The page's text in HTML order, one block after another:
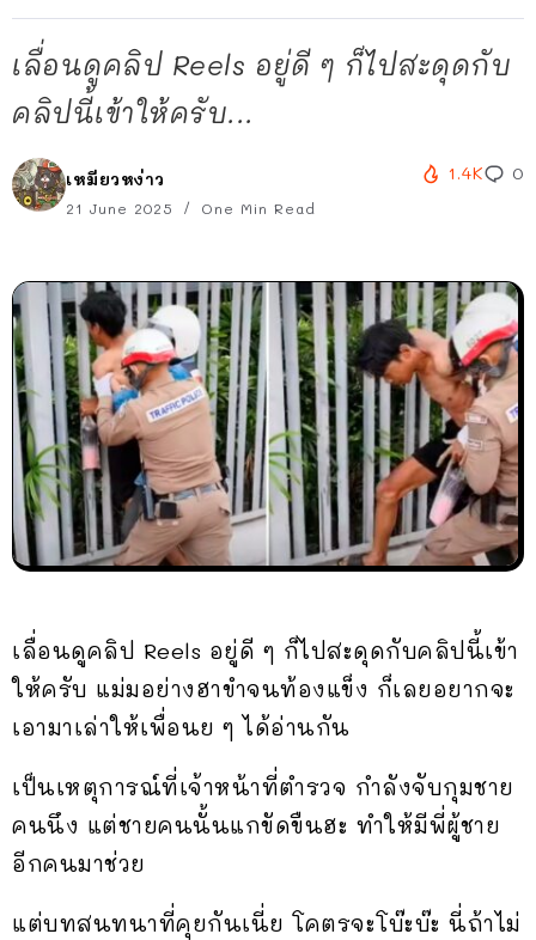
เลื่อนดูคลิป Reels อยู่ดี ๆ ก็ไปสะดุดกับ
คลิปนี้เข้าให้ครับ...
เหมียวหง่าว
21 June 2025 One Min Read
1.4K 0
เลื่อนดูคลิป Reels อยู่ดี ๆ ก็ไปสะดุดกับคลิปนี้เข้า
ให้ครับ แม่มอย่างฮาขำจนท้องแข็ง ก็เลยอยากจะ
เอามาเล่าให้เพื่อนย ๆ ได้อ่านกัน
เป็นเหตุการณ์ที่เจ้าหน้าที่ตำรวจ กำลังจับกุมชาย
คนนึง แต่ชายคนนั้นแกขัดขืนฮะ ทำให้มีพี่ผู้ชาย
อีกคนมาช่วย
แต่บทสนทนาที่คุยกันเนี่ย โคตรจะโบ๊ะบ๊ะ นี่ถ้าไม่